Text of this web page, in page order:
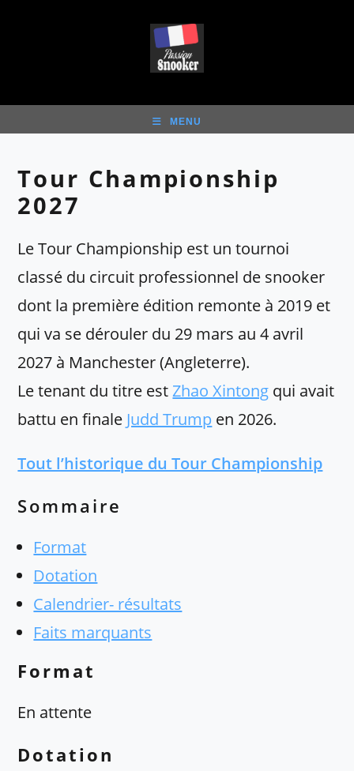
MENU
Tour Championship
2027
Le Tour Championship est un tournoi
classé du circuit professionnel de snooker
dont la première édition remonte à 2019 et
qui va se dérouler du 29 mars au 4 avril
2027 à Manchester (Angleterre).
Le tenant du titre estZhao Xintong qui avait
battu en finale Judd Trump en 2026.
Tout l’historique du Tour Championship
Sommaire
Format
Dotation
Calendrier- résultats
Faits marquants
Format
En attente
Dotation